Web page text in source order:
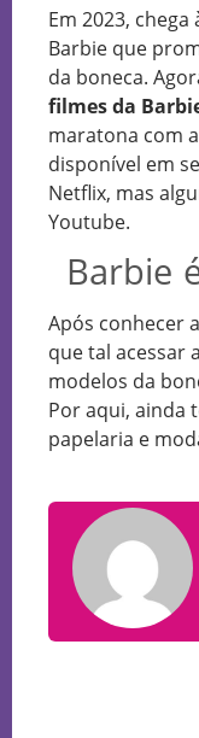
Em 2023,
Barbie que
da boneca.
filmes da
maratona com
disponível em
Netflix, mas
Youtube.
Barbie
Após conhecer
que tal acessar a
modelos da
Por aqui, ainda
papelaria e